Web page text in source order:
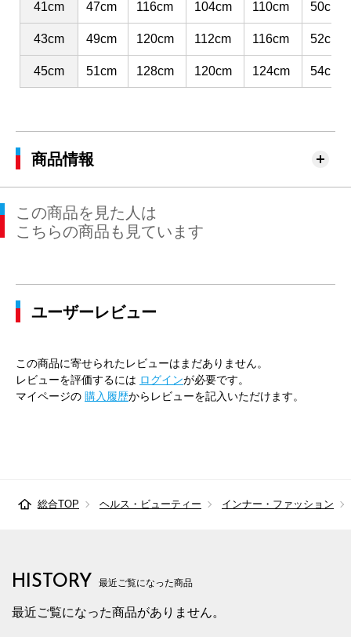
41cm 47cm 116cm 104cm 110cm 50cm
43cm 49cm 120cm 112cm 116cm 52cm
45cm 51cm 128cm 120cm 124cm 54cm
商品情報
この商品を見た人は
こちらの商品も見ています
ユーザーレビュー
この商品に寄せられたレビューはまだありません。
レビューを評価するには ログインが必要です。
マイページの 購入履歴からレビューを記入いただけます。
総合TOP ヘルス・ビューティー インナー・ファッション
HISTORY 最近ご覧になった商品
最近ご覧になった商品がありません。